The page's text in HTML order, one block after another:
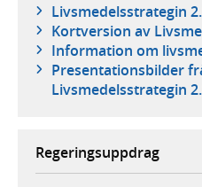
Livsmedelsstrategin
Kortversion av
Information om
Presentationsbilder
Livsmedelsstrategin
Regeringsuppdrag